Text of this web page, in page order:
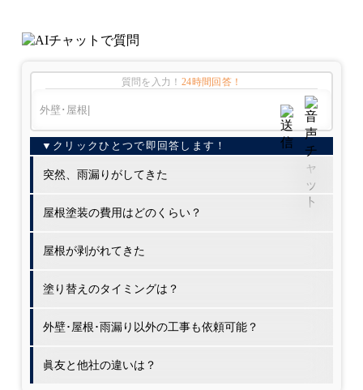
質問を入力！ 24時間回答！
突然、雨漏りがしてきた
屋根塗装の費用はどのくらい？
屋根が剥がれてきた
塗り替えのタイミングは？
外壁･屋根･雨漏り以外の工事も依頼可能？
眞友と他社の違いは？